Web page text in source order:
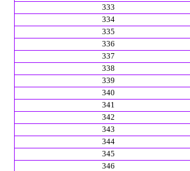
333
334
335
336
337
338
339
340
341
342
343
344
345
346